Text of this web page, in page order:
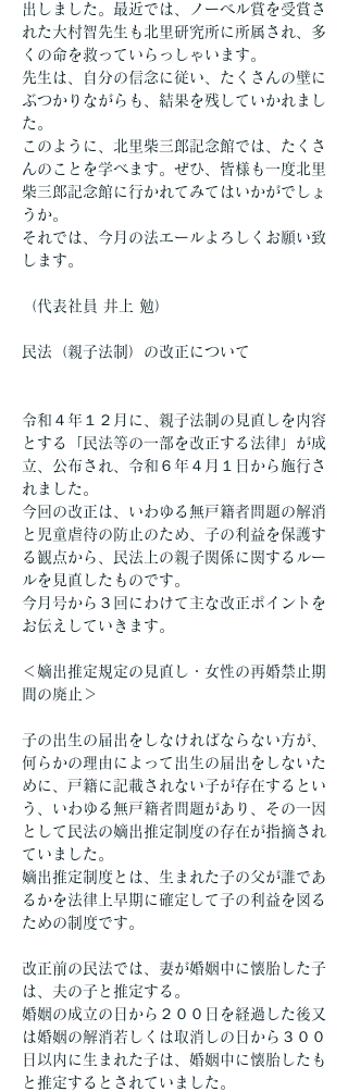
出しました。最近では、ノーベル賞を受賞さ
れた大村智先生も北里研究所に所属され、多
くの命を救っていらっしゃいます。
先生は、自分の信念に従い、たくさんの壁に
ぶつかりながらも、結果を残していかれまし
た。
このように、北里柴三郎記念館では、たくさ
んのことを学べます。ぜひ、皆様も一度北里
柴三郎記念館に行かれてみてはいかがでしょ
うか。
それでは、今月の法エールよろしくお願い致
します。
（代表社員 井上 勉）
民法（親子法制）の改正について
令和４年１２月に、親子法制の見直しを内容
とする「民法等の一部を改正する法律」が成
立、公布され、令和６年４月１日から施行さ
れました。
今回の改正は、いわゆる無戸籍者問題の解消
と児童虐待の防止のため、子の利益を保護す
る観点から、民法上の親子関係に関するルー
ルを見直したものです。
今月号から３回にわけて主な改正ポイントを
お伝えしていきます。
＜嫡出推定規定の見直し・女性の再婚禁止期
間の廃止＞
子の出生の届出をしなければならない方が、
何らかの理由によって出生の届出をしないた
めに、戸籍に記載されない子が存在するとい
う、いわゆる無戸籍者問題があり、その一因
として民法の嫡出推定制度の存在が指摘され
ていました。
嫡出推定制度とは、生まれた子の父が誰であ
るかを法律上早期に確定して子の利益を図る
ための制度です。
改正前の民法では、妻が婚姻中に懐胎した子
は、夫の子と推定する。
婚姻の成立の日から２００日を経過した後又
は婚姻の解消若しくは取消しの日から３００
日以内に生まれた子は、婚姻中に懐胎したも
と推定するとされていました。